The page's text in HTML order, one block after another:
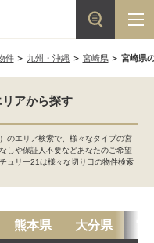
件 九州・沖縄 宮崎県 宮崎県
アから探す
のエリア検索で、様々なタイプの宮
しや保証人不要などあなたのご希望
ュリー21は様々な切り口の物件検索
熊本県 大分県